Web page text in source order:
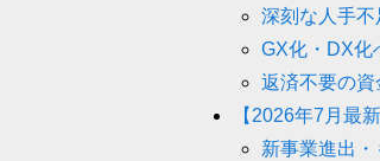
深刻な人手
GX化・DX化
返済不要の
【2026年7月最
新事業進出・